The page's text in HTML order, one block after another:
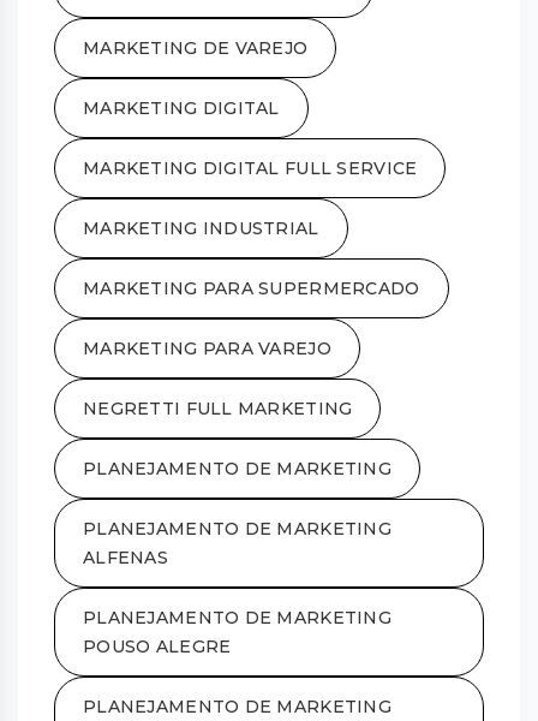
MARKETING DE VAREJO
MARKETING DIGITAL
MARKETING DIGITAL FULL SERVICE
MARKETING INDUSTRIAL
MARKETING PARA SUPERMERCADO
MARKETING PARA VAREJO
NEGRETTI FULL MARKETING
PLANEJAMENTO DE MARKETING
PLANEJAMENTO DE MARKETING
ALFENAS
PLANEJAMENTO DE MARKETING
POUSO ALEGRE
PLANEJAMENTO DE MARKETING